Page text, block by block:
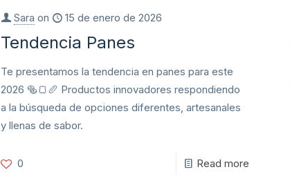
Sara on 15 de enero de 2026
Tendencia Panes
Te presentamos la tendencia en panes para este
2026 🥯🍞🥖 Productos innovadores respondiendo
a la búsqueda de opciones diferentes, artesanales
y llenas de sabor.
0 Read more